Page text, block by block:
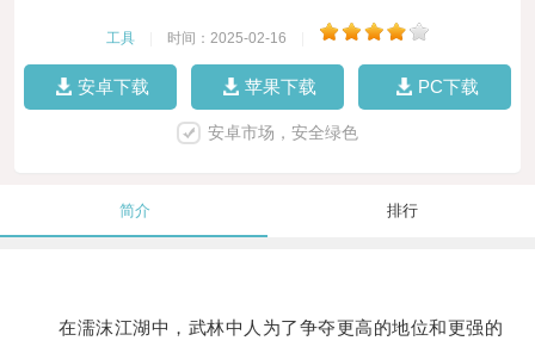
工具 时间：2025-02-16
安卓下载 苹果下载 PC下载
安卓市场，安全绿色
简介 排行
在濡沫江湖中，武林中人为了争夺更高的地位和更强的